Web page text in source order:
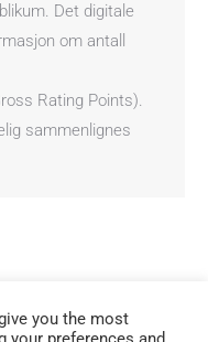
Det digitale
om antall
Rating Points).
sammenlignes
you the most